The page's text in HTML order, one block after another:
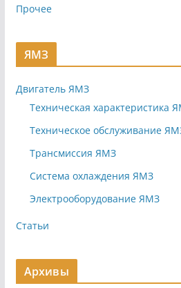
Прочее
ЯМЗ
Двигатель ЯМЗ
Техническая характеристика
Техническое обслуживание
Трансмиссия ЯМЗ
Система охлаждения ЯМЗ
Электрооборудование ЯМЗ
Статьи
Архивы